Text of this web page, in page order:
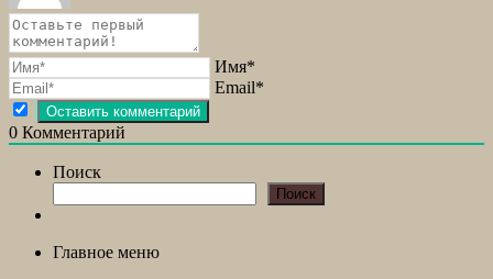
Имя*
Email*
0 Комментарий
Поиск
Поиск
Главное меню